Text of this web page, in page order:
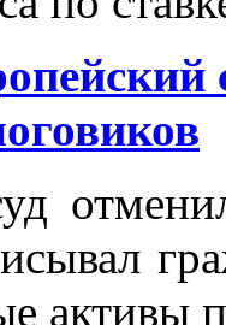
активы